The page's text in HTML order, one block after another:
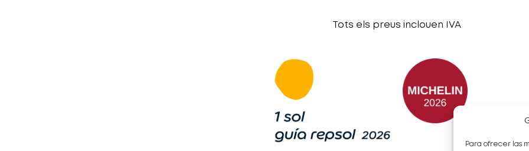
Para ofrecer las
Tots els preus inclouen IVA